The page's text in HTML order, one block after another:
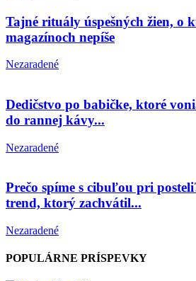
Tajné rituály úspešných žien, o
magazínoch nepíše
Nezaradené
Dedičstvo po babičke, ktoré
do rannej kávy...
Nezaradené
Prečo spíme s cibuľou pri
trend, ktorý zachvátil...
Nezaradené
POPULÁRNE PRÍSPEVKY